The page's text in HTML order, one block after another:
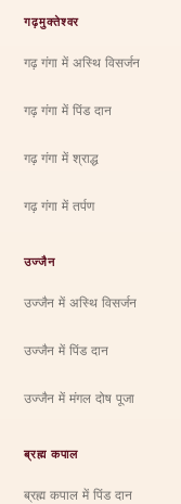
गढ़मुक्तेश्वर
गढ़ गंगा में अस्थि विसर्जन
गढ़ गंगा में पिंड दान
गढ़ गंगा में श्राद्ध
गढ़ गंगा में तर्पण
उज्जैन
उज्जैन में अस्थि विसर्जन
उज्जैन में पिंड दान
उज्जैन में मंगल दोष पूजा
ब्रह्म कपाल
ब्रह्म कपाल में पिंड दान